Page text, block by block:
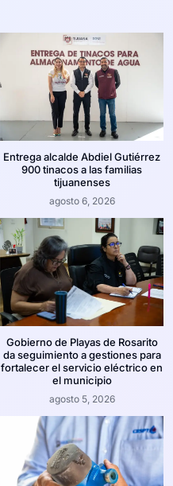
Entrega alcalde Abdiel Gutiérrez
900 tinacos a las familias
tijuanenses
agosto 6, 2026
Gobierno de Playas de Rosarito
da seguimiento a gestiones para
fortalecer el servicio eléctrico en
el municipio
agosto 5, 2026